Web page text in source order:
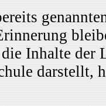
Inhalte der
darstellt,